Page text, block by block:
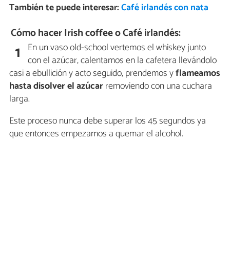
También te puede interesar:Café irlandés con nata
Cómo hacer Irish coffee o Café irlandés:
1 En un vaso old-school vertemos el whiskey junto
con el azúcar, calentamos en la cafetera llevándolo
casi a ebullición y acto seguido, prendemos yflameamos
hasta disolver el azúcarremoviendo con una cuchara
larga.
Este proceso nunca debe superar los 45 segundos ya
que entonces empezamos a quemar el alcohol.